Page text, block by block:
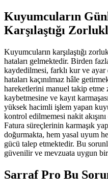
Kuyumcuların
Karşılaştığı
Kuyumcuların karşılaştığı
hataları gelmektedir. Birden
kaydedilmesi, farklı kur ve ayar
hataları kaçınılmaz hâle
hareketlerini manuel takip etme
kaybetmesine ve kayıt
yüksek hacimli işlem yapan
kontrol edilmemesi nakit
Fatura süreçlerinin karmaşık
doğurmakta, hem yasal uyum
gücü talep etmektedir. Bu
güvenilir ve mevzuata uygun
Sarraf Pro Bu